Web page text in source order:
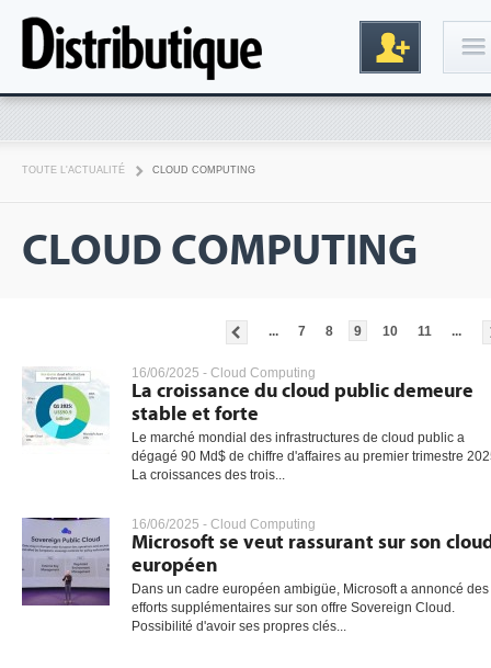
TOUTE L'ACTUALITÉ CLOUD COMPUTING
CLOUD COMPUTING
... 7 8 9 10 11 ...
16/06/2025 - Cloud Computing
La croissance du cloud public demeure
stable et forte
Le marché mondial des infrastructures de cloud public a
dégagé 90 Md$ de chiffre d'affaires au premier trimestre
La croissances des trois...
16/06/2025 - Cloud Computing
Microsoft se veut rassurant sur son
européen
Dans un cadre européen ambigüe, Microsoft a annoncé des
efforts supplémentaires sur son offre Sovereign Cloud.
Possibilité d'avoir ses propres clés...